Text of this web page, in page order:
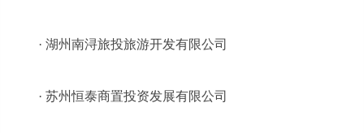
· 湖州南浔旅投旅游开发有限公司
· 苏州恒泰商置投资发展有限公司